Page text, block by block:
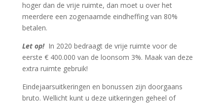
hoger dan de vrije ruimte, dan moet u over het
meerdere een zogenaamde eindheffing van 80%
betalen.
Let op!In 2020 bedraagt de vrije ruimte voor de
eerste € 400.000 van de loonsom 3%. Maak van deze
extra ruimte gebruik!
Eindejaarsuitkeringen en bonussen zijn doorgaans
bruto. Wellicht kunt u deze uitkeringen geheel of